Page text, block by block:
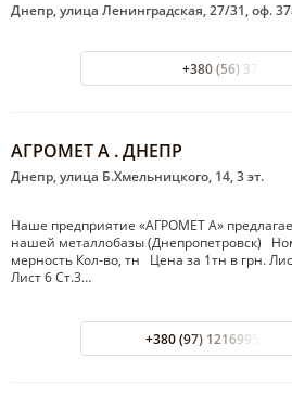
Днепр, улица Ленинградская, 27/31, оф.
+380 (56) 377-45-
АГРОМЕТ А . ДНЕПР
Днепр, улица Б.Хмельницкого, 14, 3 эт.
Наше предприятие «АГРОМЕТ А»
нашей металлобазы (Днепропетровск)
мерность Кол-во, тн Цена за 1тн в грн.
Лист 6 Ст.3…
+380 (97) 1216995 056